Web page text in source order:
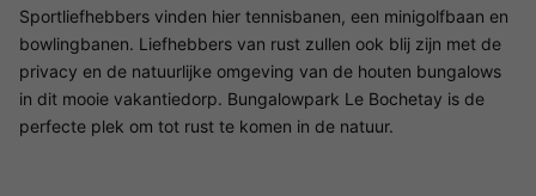
Sportliefhebbers vinden hier tennisbanen, een minigolfbaan en
bowlingbanen. Liefhebbers van rust zullen ook blij zijn met de
privacy en de natuurlijke omgeving van de houten bungalows
in dit mooie vakantiedorp. Bungalowpark Le Bochetay is de
perfecte plek om tot rust te komen in de natuur.